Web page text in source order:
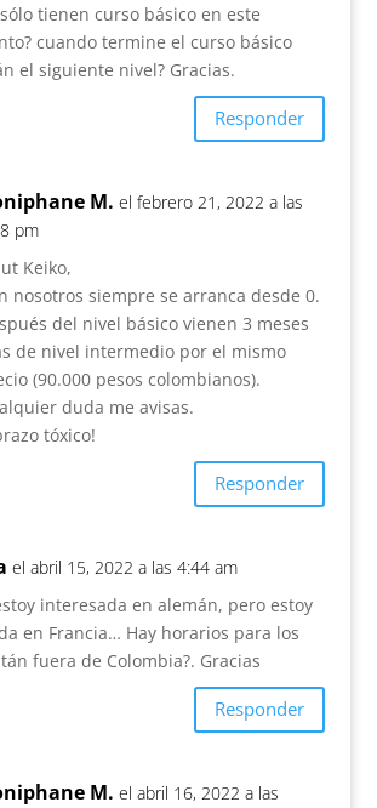
tienen curso básico en este
cuando termine el curso básico
el siguiente nivel? Gracias.
Responder
M. el febrero 21, 2022 a las
pm
Keiko,
nosotros siempre se arranca desde 0.
del nivel básico vienen 3 meses
de nivel intermedio por el mismo
(90.000 pesos colombianos).
duda me avisas.
tóxico!
Responder
el abril 15, 2022 a las 4:44 am
interesada en alemán, pero estoy
en Francia… Hay horarios para los
fuera de Colombia?. Gracias
Responder
M. el abril 16, 2022 a las